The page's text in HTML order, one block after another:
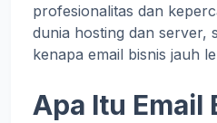
profesionalitas dan
dunia hosting dan server,
kenapa email bisnis jauh
Apa Itu Email